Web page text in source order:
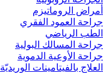
أمراض الروماتيزم
جراحة العمود الفقري
الطب الرياضي
جراحة المسالك البولية
جراحة الأوعية الدموية
العلاج بالفيتامينات الوريديّة